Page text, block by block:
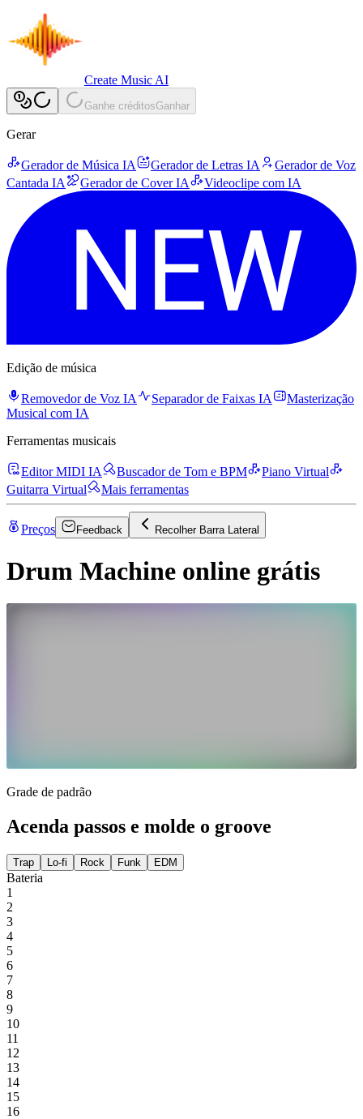
Create Music AI
Ganhe créditosGanhar
Gerar
Gerador de Música IA Gerador de Letras IA
Gerador de Voz
Cantada IA
Gerador de Cover IA Videoclipe com IA
Edição de música
Removedor de Voz IA Separador de Faixas IA
Masterização
Musical com IA
Ferramentas musicais
Editor MIDI IA Buscador de Tom e BPM
Piano Virtual
Guitarra Virtual
Mais ferramentas
Preços Feedback Recolher Barra Lateral
Drum Machine online grátis
Grade de padrão
Acenda passos e molde o groove
Trap Lo-fi Rock Funk EDM
Bateria
1
2
3
4
5
6
7
8
9
10
11
12
13
14
15
16